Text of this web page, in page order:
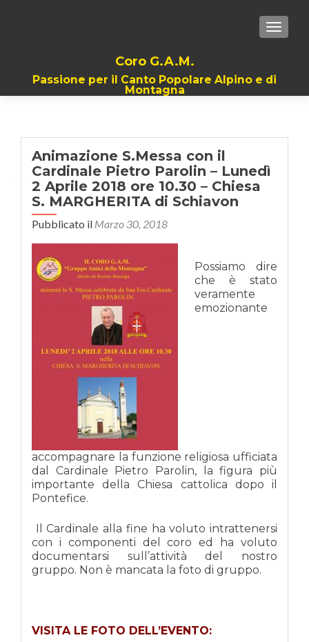
Coro G.A.M.
Passione per il Canto Popolare Alpino e di
Montagna
Animazione S.Messa con il
Cardinale Pietro Parolin – Lunedì
2 Aprile 2018 ore 10.30 – Chiesa
S. MARGHERITA di Schiavon
Pubblicato il Marzo 30, 2018
Possiamo dire
che è stato
veramente
emozionante
accompagnare la funzione religiosa ufficiata
dal Cardinale Pietro Parolin, la figura più
importante della Chiesa cattolica dopo il
Pontefice.
Il Cardinale alla fine ha voluto intrattenersi
con i componenti del coro ed ha voluto
documentarsi sull’attività del nostro
gruppo. Non è mancata la foto di gruppo.
VISITA LE FOTO DELL’EVENTO: